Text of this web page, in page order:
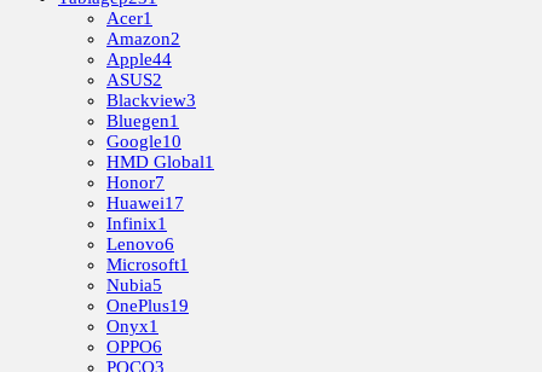
Acer1
Amazon2
Apple44
ASUS2
Blackview3
Bluegen1
Google10
HMD Global1
Honor7
Huawei17
Infinix1
Lenovo6
Microsoft1
Nubia5
OnePlus19
Onyx1
OPPO6
POCO3